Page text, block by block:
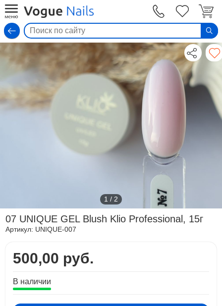
1 / 2
07 UNIQUE GEL Blush Klio Professional, 15г
Артикул: UNIQUE-007
500,00 руб.
В наличии